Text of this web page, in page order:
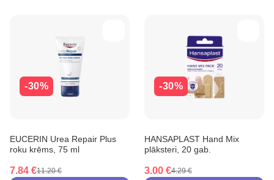
-30%
EUCERIN Urea Repair Plus
roku krēms, 75 ml
7.84 €11.20 €
-30%
HANSAPLAST Hand Mix
plāksteri, 20 gab.
3.00 €4.29 €